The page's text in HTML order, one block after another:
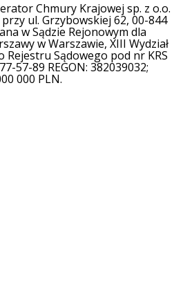
Chmury Krajowej sp. z o.o.
ul. Grzybowskiej 62, 00-844
w Sądzie Rejonowym dla
w Warszawie, XIII Wydział
Rejestru Sądowego pod nr KRS
57-89 REGON: 382039032;
000 PLN.